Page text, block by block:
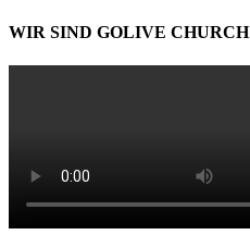
WIR SIND GOLIVE CHURCH